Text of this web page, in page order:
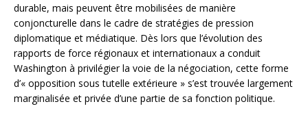
durable, mais peuvent être mobilisées de manière
conjoncturelle dans le cadre de stratégies de pression
diplomatique et médiatique. Dès lors que l’évolution des
rapports de force régionaux et internationaux a conduit
Washington à privilégier la voie de la négociation, cette forme
d’« opposition sous tutelle extérieure » s’est trouvée largement
marginalisée et privée d’une partie de sa fonction politique.